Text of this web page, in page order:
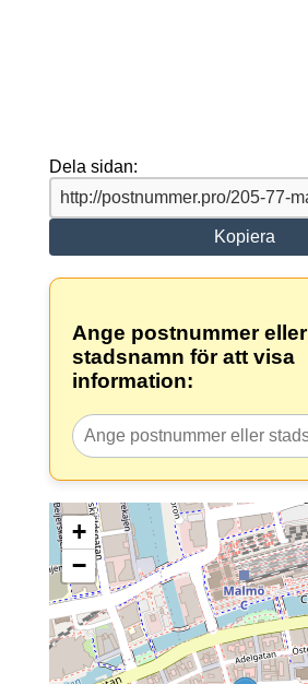
Dela sidan:
Kopiera
Ange postnummer eller
stadsnamn för att visa
information:
+
−